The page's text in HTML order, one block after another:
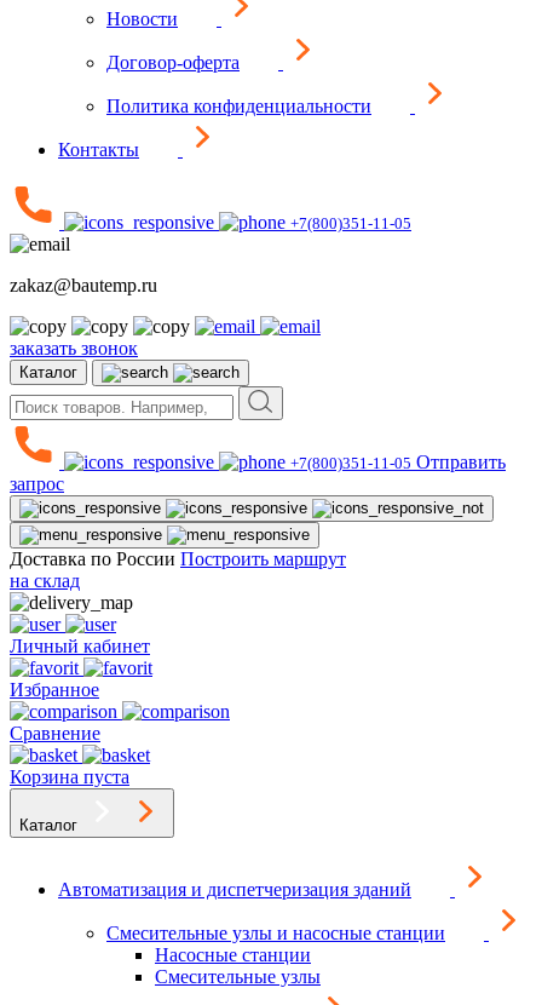
Новости
Договор-оферта
Политика конфиденциальности
Контакты
+7(800)351-11-05
zakaz@bautemp.ru
заказать звонок
Каталог
+7(800)351-11-05 Отправить
запрос
Доставка по России Построить маршрут
на склад
Личный кабинет
Избранное
Сравнение
Корзина пуста
Каталог
Автоматизация и диспетчеризация зданий
Смесительные узлы и насосные станции
Насосные станции
Смесительные узлы